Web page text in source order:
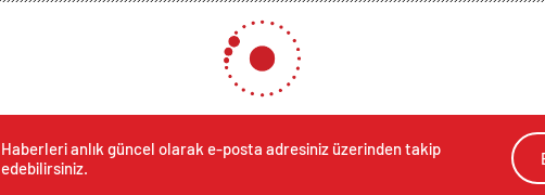
Haberleri anlık güncel olarak e-posta adresiniz üzerinden takip
edebilirsiniz.